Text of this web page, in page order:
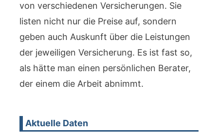
von verschiedenen Versicherungen. Sie
listen nicht nur die Preise auf, sondern
geben auch Auskunft über die Leistungen
der jeweiligen Versicherung. Es ist fast so,
als hätte man einen persönlichen Berater,
der einem die Arbeit abnimmt.
Aktuelle Daten